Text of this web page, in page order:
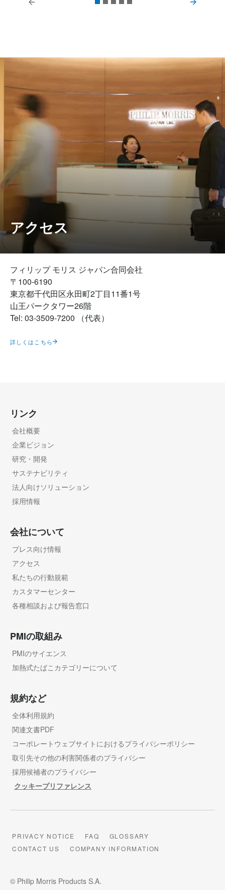
アクセス
フィリップ モリス ジャパン合同会社
〒100-6190
東京都千代田区永田町2丁目11番1号
山王パークタワー26階
Tel: 03-3509-7200 （代表）
詳しくはこちら
リンク
会社概要
企業ビジョン
研究・開発
サステナビリティ
法人向けソリューション
採用情報
会社について
プレス向け情報
アクセス
私たちの行動規範
カスタマーセンター
各種相談および報告窓口
PMIの取組み
PMIのサイエンス
加熱式たばこカテゴリーについて
規約など
全体利用規約
関連文書PDF
コーポレートウェブサイトにおけるプライバシーポリシー
取引先その他の利害関係者のプライバシー
採用候補者のプライバシー
クッキープリファレンス
PRIVACY NOTICE FAQ
GLOSSARY
CONTACT US
COMPANY INFORMATION
© Philip Morris Products S.A.